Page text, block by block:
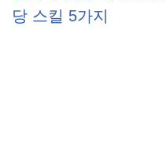
당 스킬 5가지